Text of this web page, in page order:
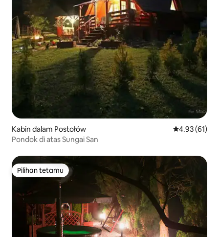
Kabin dalam Postołów Penarafan
4.93 (61)
Pondok di atas Sungai San
Pilihan tetamu
Pilihan tetamu